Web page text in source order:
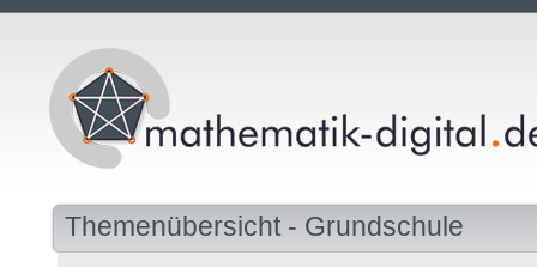
Themenübersicht - Grundschule